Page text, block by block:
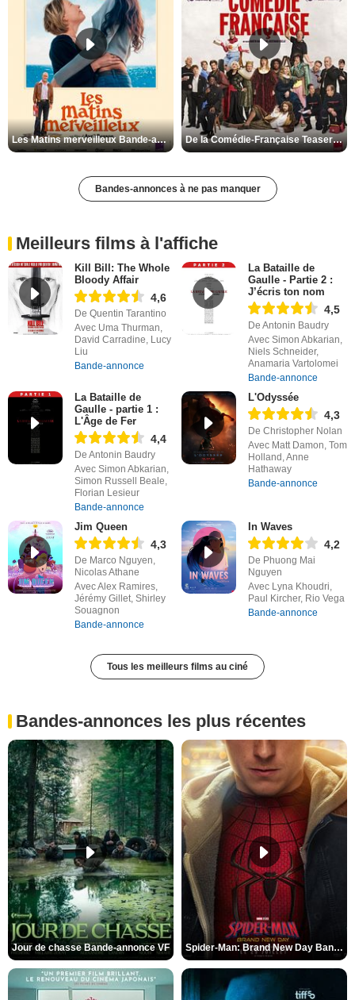
Les Matins merveilleux Bande-annonce VF De la Comédie-Française Teaser VF
Bandes-annonces à ne pas manquer
Meilleurs films à l'affiche
Kill Bill: The Whole
Bloody Affair
4,6
De Quentin Tarantino
Avec Uma Thurman,
David Carradine, Lucy
Liu
Bande-annonce
La Bataille de
Gaulle - Partie 2 :
J’écris ton nom
4,5
De Antonin Baudry
Avec Simon Abkarian,
Niels Schneider,
Anamaria Vartolomei
Bande-annonce
La Bataille de
Gaulle - partie 1 :
L'Âge de Fer
4,4
De Antonin Baudry
Avec Simon Abkarian,
Simon Russell Beale,
Florian Lesieur
Bande-annonce
L'Odyssée
4,3
De Christopher Nolan
Avec Matt Damon, Tom
Holland, Anne
Hathaway
Bande-annonce
Jim Queen
4,3
De Marco Nguyen,
Nicolas Athane
Avec Alex Ramires,
Jérémy Gillet, Shirley
Souagnon
Bande-annonce
In Waves
4,2
De Phuong Mai
Nguyen
Avec Lyna Khoudri,
Paul Kircher, Rio Vega
Bande-annonce
Tous les meilleurs films au ciné
Bandes-annonces les plus récentes
Jour de chasse Bande-annonce VF Spider-Man: Brand New Day Bande-annonce (3) VO STFR